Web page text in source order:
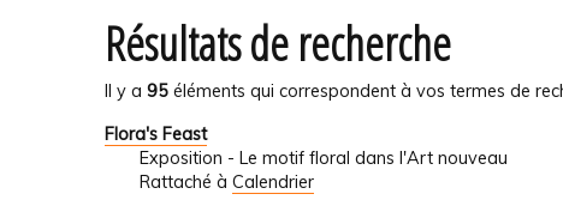
Résultats de recherche
Il y a 95 éléments qui correspondent à vos termes de
Flora's Feast
Exposition - Le motif floral dans l'Art nouveau
Rattaché à Calendrier